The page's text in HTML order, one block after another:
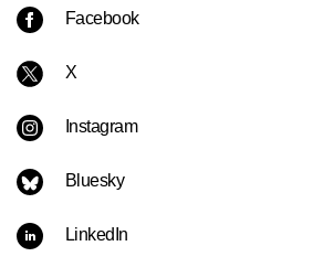
Facebook
X
Instagram
Bluesky
LinkedIn